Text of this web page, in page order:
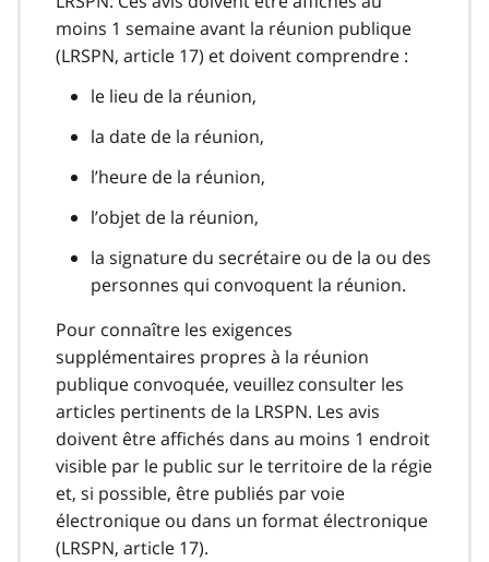
moins 1 semaine avant la réunion publique
(LRSPN, article 17) et doivent comprendre :
le lieu de la réunion,
la date de la réunion,
l’heure de la réunion,
l’objet de la réunion,
la signature du secrétaire ou de la ou des
personnes qui convoquent la réunion.
Pour connaître les exigences
supplémentaires propres à la réunion
publique convoquée, veuillez consulter les
articles pertinents de la LRSPN. Les avis
doivent être affichés dans au moins 1 endroit
visible par le public sur le territoire de la régie
et, si possible, être publiés par voie
électronique ou dans un format électronique
(LRSPN, article 17).